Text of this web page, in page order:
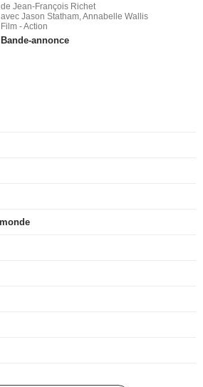
de Jean-François Richet
avec Jason Statham, Annabelle Wallis
Film - Action
Bande-annonce